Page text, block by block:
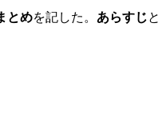
とめを記した。 あらすじと